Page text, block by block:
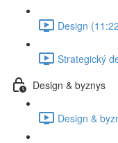
Design
Strategický
Design & byznys
Design &